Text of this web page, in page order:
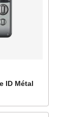
ID Métal